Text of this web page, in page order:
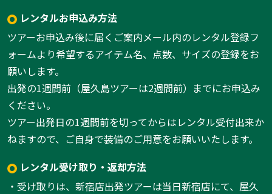
レンタルお申込み方法
ツアーお申込み後に届くご案内メール内のレンタル登録フ
ォームより希望するアイテム名、点数、サイズの登録をお
願いします。
出発の1週間前（屋久島ツアーは2週間前）までにお申込み
ください。
ツアー出発日の1週間前を切ってからはレンタル受付出来か
ねますので、ご自身で装備のご用意をお願いいたします。
レンタル受け取り・返却方法
・受け取りは、新宿店出発ツアーは当日新宿店にて、屋久